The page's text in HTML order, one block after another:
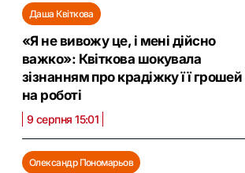
Даша Квіткова
«Я не вивожу це, і мені дійсно
важко»: Квіткова шокувала
зізнанням про крадіжку її грошей
на роботі
9 серпня 15:01
Олександр Пономарьов